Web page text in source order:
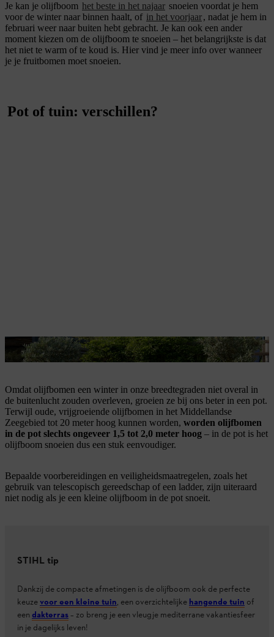
Je kan je olijfboom het beste in het najaar snoeien voordat je hem
voor de winter naar binnen haalt, of in het voorjaar, nadat je hem in
februari weer naar buiten hebt gebracht. Je kan ook een ander
moment kiezen om de olijfboom te snoeien – het belangrijkste is dat
het niet te warm of te koud is. Hier vind je meer info over wanneer
je je fruitbomen moet snoeien.
Pot of tuin: verschillen?
Een olijfboom verfraait het terras.
Omdat olijfbomen een winter in onze breedtegraden niet overal in
de buitenlucht zouden overleven, groeien ze bij ons beter in een pot.
Terwijl oude, vrijgroeiende olijfbomen in het Middellandse
Zeegebied tot 20 meter hoog kunnen worden, worden olijfbomen
in de pot slechts ongeveer 1,5 tot 2,0 meter hoog – in de pot is het
olijfboom snoeien dus een stuk eenvoudiger.
Bepaalde voorbereidingen en veiligheidsmaatregelen, zoals het
gebruik van telescopisch gereedschap of een ladder, zijn uiteraard
niet nodig als je een kleine olijfboom in de pot snoeit.
STIHL tip
Dankzij de compacte afmetingen is de olijfboom ook de perfecte
keuzevoor een kleine tuin, een overzichtelijkehangende tuin of
een dakterras– zo breng je een vleugje mediterrane vakantiesfeer
in je dagelijks leven!